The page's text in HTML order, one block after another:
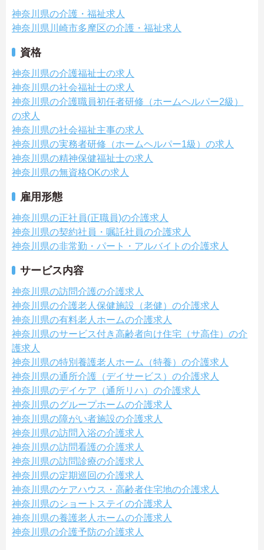
神奈川県の介護・福祉求人
神奈川県川崎市多摩区の介護・福祉求人
資格
神奈川県の介護福祉士の求人
神奈川県の社会福祉士の求人
神奈川県の介護職員初任者研修（ホームヘルパー2級）
の求人
神奈川県の社会福祉主事の求人
神奈川県の実務者研修（ホームヘルパー1級）の求人
神奈川県の精神保健福祉士の求人
神奈川県の無資格OKの求人
雇用形態
神奈川県の正社員(正職員)の介護求人
神奈川県の契約社員・嘱託社員の介護求人
神奈川県の非常勤・パート・アルバイトの介護求人
サービス内容
神奈川県の訪問介護の介護求人
神奈川県の介護老人保健施設（老健）の介護求人
神奈川県の有料老人ホームの介護求人
神奈川県のサービス付き高齢者向け住宅（サ高住）の介
護求人
神奈川県の特別養護老人ホーム（特養）の介護求人
神奈川県の通所介護（デイサービス）の介護求人
神奈川県のデイケア（通所リハ）の介護求人
神奈川県のグループホームの介護求人
神奈川県の障がい者施設の介護求人
神奈川県の訪問入浴の介護求人
神奈川県の訪問看護の介護求人
神奈川県の訪問診療の介護求人
神奈川県の定期巡回の介護求人
神奈川県のケアハウス・高齢者住宅地の介護求人
神奈川県のショートステイの介護求人
神奈川県の養護老人ホームの介護求人
神奈川県の介護予防の介護求人